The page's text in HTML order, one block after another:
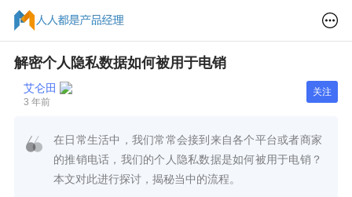
解密个人隐私数据如何被用于电销
艾仑田
3 年前
关注
在日常生活中，我们常常会接到来自各个平台或者商家
的推销电话，我们的个人隐私数据是如何被用于电销？
本文对此进行探讨，揭秘当中的流程。